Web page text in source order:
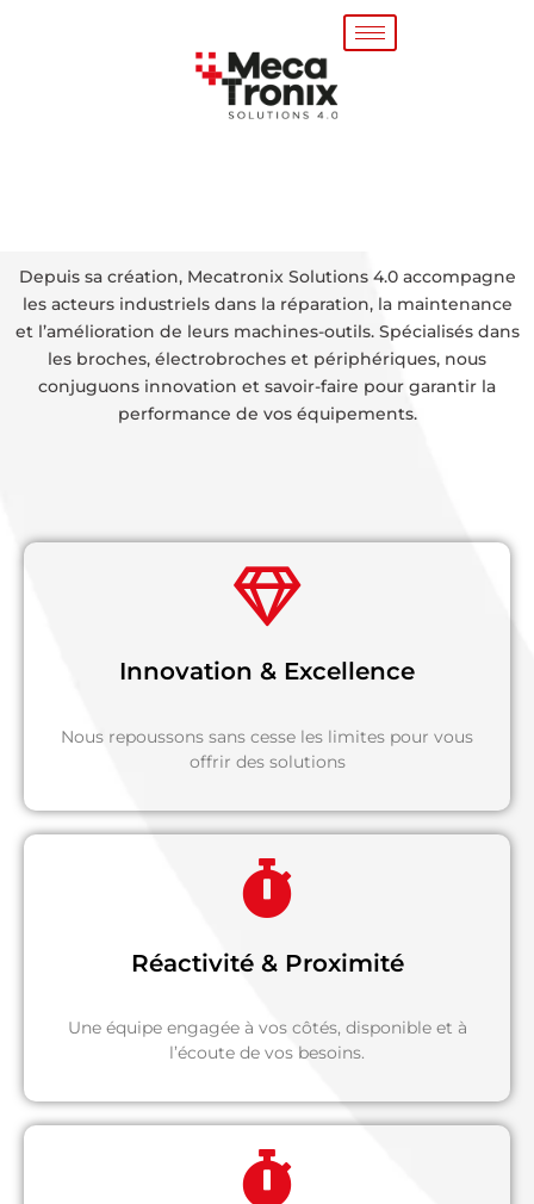
Depuis sa création, Mecatronix Solutions 4.0 accompagne
les acteurs industriels dans la réparation, la maintenance
et l’amélioration de leurs machines-outils. Spécialisés dans
les broches, électrobroches et périphériques, nous
conjuguons innovation et savoir-faire pour garantir la
performance de vos équipements.
Innovation & Excellence
Nous repoussons sans cesse les limites pour vous
offrir des solutions
Réactivité & Proximité
Une équipe engagée à vos côtés, disponible et à
l’écoute de vos besoins.